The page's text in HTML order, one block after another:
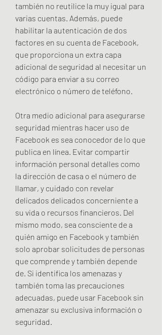
también no reutilice la muy igual para
varias cuentas. Además, puede
habilitar la autenticación de dos
factores en su cuenta de Facebook,
que proporciona un extra capa
adicional de seguridad al necesitar un
código para enviar a su correo
electrónico o número de teléfono.
Otra medio adicional para asegurarse
seguridad mientras hacer uso de
Facebook es sea conocedor de lo que
publica en línea. Evitar compartir
información personal detalles como
la dirección de casa o el número de
llamar, y cuidado con revelar
delicados delicados concerniente a
su vida o recursos financieros. Del
mismo modo, sea consciente de a
quién amigo en Facebook y también
solo aprobar solicitudes de personas
que comprende y también depende
de. Si identifica los amenazas y
también toma las precauciones
adecuadas, puede usar Facebook sin
amenazar su exclusiva información o
seguridad.